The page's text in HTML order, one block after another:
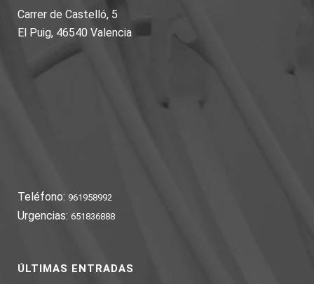
Carrer de Castelló, 5
El Puig, 46540 Valencia
Teléfono: 961958992
Urgencias: 651836888
ÚLTIMAS ENTRADAS